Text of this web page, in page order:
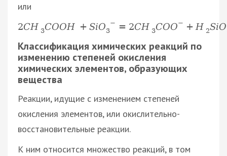
или
2CH 3COOH + SiO3
− = 2CH 3COO− + H 2SiO
Классификация химических реакций по
изменению степеней окисления
химических элементов, образующих
вещества
Реакции, идущие с изменением степеней
окисления элементов, или окислительно-
восстановительные реакции.
К ним относится множество реакций, в том